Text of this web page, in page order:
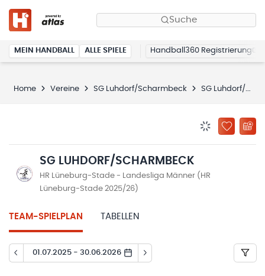
Suche
MEIN HANDBALL ALLE SPIELE Handball360 Registrierung
Home Vereine SG Luhdorf/Scharmbeck SG Luhdorf/Scharmbeck
ZU
SG LUHDORF/SCHARMBECK
HR Lüneburg-Stade - Landesliga Männer (HR
Lüneburg-Stade 2025/26)
TEAM-SPIELPLAN TABELLEN
01.07.2025 - 30.06.2026